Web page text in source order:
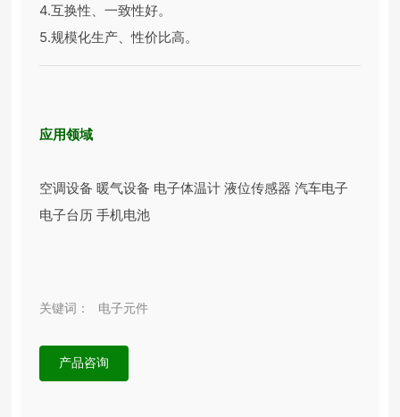
4.互换性、一致性好。
5.规模化生产、性价比高。
应用领域
空调设备 暖气设备 电子体温计 液位传感器 汽车电子
电子台历 手机电池
关键词： 电子元件
产品咨询